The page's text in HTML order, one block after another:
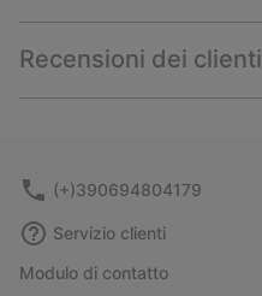
Recensioni dei clienti
(+)390694804179
Servizio clienti
Modulo di contatto